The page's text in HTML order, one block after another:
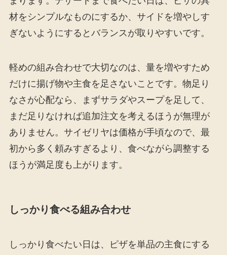
材をシンプルなものにするか、サイドを増やしす
ぎないようにするとバランスが取りやすいです。
軽めの組み合わせで大切なのは、量を増やすため
だけに揚げ物や主食を足さないことです。物足り
なさが心配なら、まずサラダやスープを足して、
まだ足りなければ追加注文を考えるほうが無理が
ありません。サイゼリヤは価格が手頃なので、最
初から多く頼みすぎるより、食べながら調整する
ほうが満足度も上がります。
しっかり食べる組み合わせ
しっかり食べたい日は、ピザを単品の主食にする